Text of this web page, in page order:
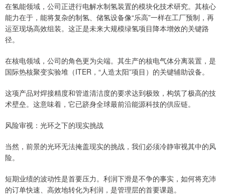
在氢能领域，公司正进行电解水制氢装置的模块化技术研究。其核心
能力在于，能将复杂的制氢、储氢设备像“乐高”一样在工厂预制，再
运至现场高效组装。这正是未来大规模绿氢项目降本增效的关键路
径。
在核电领域，公司的角色更为尖端。其生产的核电气体分离装置，是
国际热核聚变实验堆（ITER，“人造太阳”项目）的关键辅助设备。
这项产品对焊接精度和管道清洁度的要求达到极致，构筑了极高的技
术壁垒。这意味着，它已跻身全球最前沿能源科技的供应链。
风险审视：光环之下的现实挑战
当然，前景的光环无法掩盖现实的挑战，我们必须冷静审视其中的风
险。
短期业绩的波动性是首要压力。利润下滑是不争的事实，如何将充沛
的订单快速、高效地转化为利润，是管理层的首要课题。